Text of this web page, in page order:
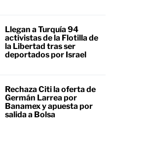
Llegan a Turquía 94
activistas de la Flotilla de
la Libertad tras ser
deportados por Israel
Rechaza Citi la oferta de
Germán Larrea por
Banamex y apuesta por
salida a Bolsa